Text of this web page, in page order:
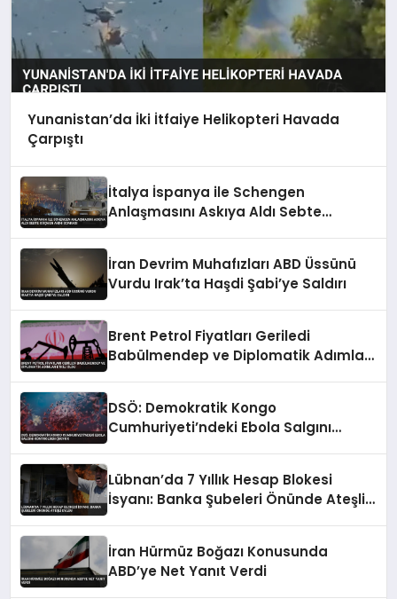
Yunanistan’da İki İtfaiye Helikopteri Havada
Çarpıştı
İtalya İspanya ile Schengen
Anlaşmasını Askıya Aldı Sebte
İran Devrim Muhafızları ABD Üssünü
Vurdu Irak’ta Haşdi Şabi’ye Saldırı
Brent Petrol Fiyatları Geriledi
Babülmendep ve Diplomatik Adımlar
DSÖ: Demokratik Kongo
Cumhuriyeti’ndeki Ebola Salgını
Lübnan’da 7 Yıllık Hesap Blokesi
İsyanı: Banka Şubeleri Önünde Ateşli
İran Hürmüz Boğazı Konusunda
ABD’ye Net Yanıt Verdi